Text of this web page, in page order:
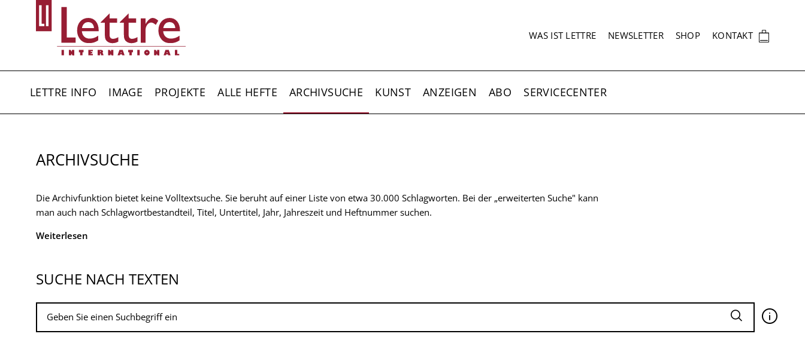
SEKUNDÄRNAVIGATION
WAS IST LETTRE NEWSLETTER SHOP KONTAKT 🛍
LETTRE INFO IMAGE PROJEKTE ALLE HEFTE ARCHIVSUCHE KUNST ANZEIGEN ABO SERVICECENTER
ARCHIVSUCHE
Die Archivfunktion bietet keine Volltextsuche. Sie beruht auf einer Liste von etwa 30.000 Schlagworten. Bei der „erweiterten Suche" kann
man auch nach Schlagwortbestandteil, Titel, Untertitel, Jahr, Jahreszeit und Heftnummer suchen.
Weiterlesen
SUCHE NACH TEXTEN
🛈